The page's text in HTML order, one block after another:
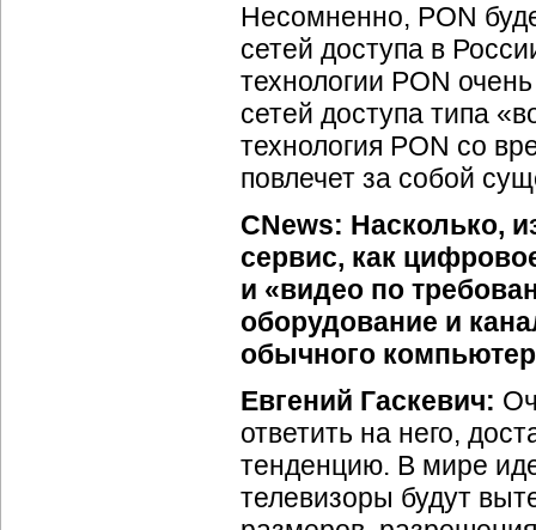
Несомненно, PON
сетей доступа в
технологии PON
сетей доступа типа
технология PON со
повлечет за собой
CNews: Насколько,
сервис, как
и «видео по
оборудование и
обычного
Евгений Гаскевич:
ответить на него,
тенденцию. В мире
телевизоры будут